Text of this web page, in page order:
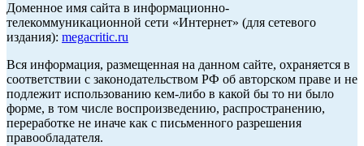
Доменное имя сайта в информационно-
телекоммуникационной сети «Интернет» (для сетевого
издания): megacritic.ru
Вся информация, размещенная на данном сайте, охраняется в
соответствии с законодательством РФ об авторском праве и не
подлежит использованию кем-либо в какой бы то ни было
форме, в том числе воспроизведению, распространению,
переработке не иначе как с письменного разрешения
правообладателя.